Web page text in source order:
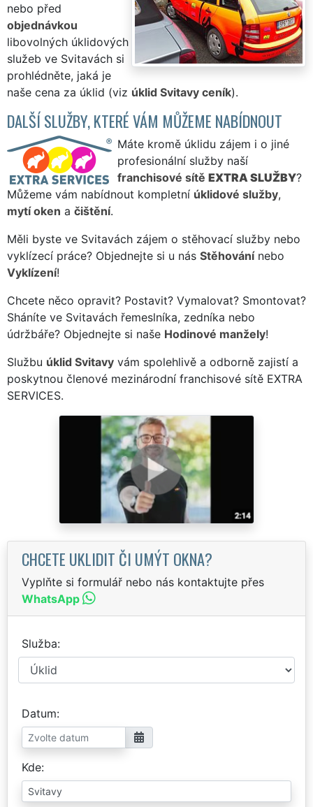
nebo před
objednávkou
libovolných úklidových
služeb ve Svitavách si
prohlédněte, jaká je
naše cena za úklid (viz úklid Svitavy ceník).
DALŠÍ SLUŽBY, KTERÉ VÁM MŮŽEME NABÍDNOUT
Máte kromě úklidu zájem i o jiné
profesionální služby naší
franchisové sítě EXTRA SLUŽBY?
Můžeme vám nabídnout kompletní úklidové služby,
mytí oken a čištění.
Měli byste ve Svitavách zájem o stěhovací služby nebo
vyklízecí práce? Objednejte si u nás Stěhovánínebo
Vyklízení!
Chcete něco opravit? Postavit? Vymalovat? Smontovat?
Sháníte ve Svitavách řemeslníka, zedníka nebo
údržbáře? Objednejte si naše Hodinové manžely!
Službu úklid Svitavy vám spolehlivě a odborně zajistí a
poskytnou členové mezinárodní franchisové sítě EXTRA
SERVICES.
CHCETE UKLIDIT ČI UMÝT OKNA?
Vyplňte si formulář nebo nás kontaktujte přes
WhatsApp
Služba
Datum
Kde